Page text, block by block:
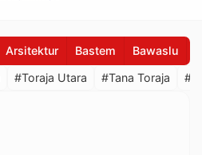
Arsitektur Bastem Bawaslu
#Toraja Utara #Tana Toraja